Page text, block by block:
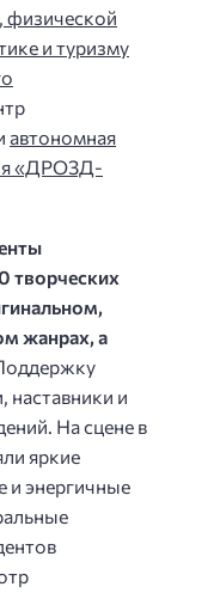
физической
и туризму
автономная
«ДРОЗД-
творческих
жанрах, а
наставники и
На сцене в
яркие
и энергичные